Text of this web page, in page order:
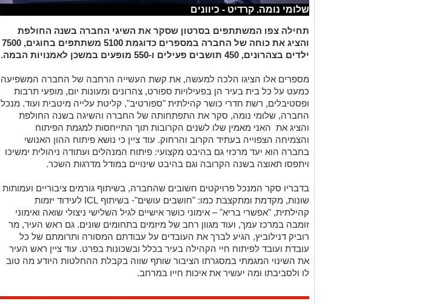
שלומי נומה. קרדיט - כיוונים
תחילה צפו המשתתפים בסרטון שסקר את השיגי החברה בשנה החולפת
והציג את כוחה של החברה במספרים כדוגמת 5100 משתתפים בחוגים, 7500
ילדים בצהרונים, 450 תושבים פעילים ו-550 מופעים במשכן לאמנויות הבמה.
מספרים אלו הציגו הלכה למעשה, את קשת העשייה הרחבה של החברה המשפיעה
כמעט על כל בית בעיר הן בפעילויות ספורט, צהרונים ומעונות יום, מופעי תרבות
ופסטיבלים, רשת חדרי כושר קהילתית "ספורטיב", קליטת עלייה מיטבית ועוד. מנכל
החברה, שלומי נומה, סקר את התפתחותה של החברה והשיגה בשנה החולפת
והציג את האני מאמין שלו לשנים הקרובות תוך התייחסות למגמת הפיתוח
והצמיחה הצפוייה בעתיד הקרוב והרחוק. עוד ציין כי נושא פיתוח ההון האנושי
בחברה הוא יעד מרכזי גם בהיבט מקצועי: פיתוח המנהלים ועתודה ניהולית ימשיכו
ויתפסו תאוצה בשנה הקרובה וגם בהיבט שינויים במודל מדרגות השכר.
בדבריו סקר המנכל פרויקטים חשובים שהחברה, בשיתוף גורמים ציבוריים ועמותות
שונות, מקדמת ומתקצבת כמו: "חושבים עושים"- בשיתוף ICL לעידוד יזמות
קהילתית, "אפשרי בריא" – אימוני כושר אישיים לגיל השלישי ניצולי שואה ואימוני
זומבה במרכז עמך, ועוד מגוון רחב של מיזמים בתחומים שונים. גם ראש העיר, מר
רוביק דנילוביץ, הגיע לברך את העובדים על עבודתם המסורה ותרומתם של כל
עובדת ועובד לפיתוח חיי הקהילה בעיר בכלל ובשכונות בפרט. עוד ציין ראש העיר
את השינוי המגמתי במסגרתו הציבור שותף שווה בקבלת ההחלטות היודע מה טוב
לו ולסביבתו ומה יעשיר את איכות חייו במרחב.